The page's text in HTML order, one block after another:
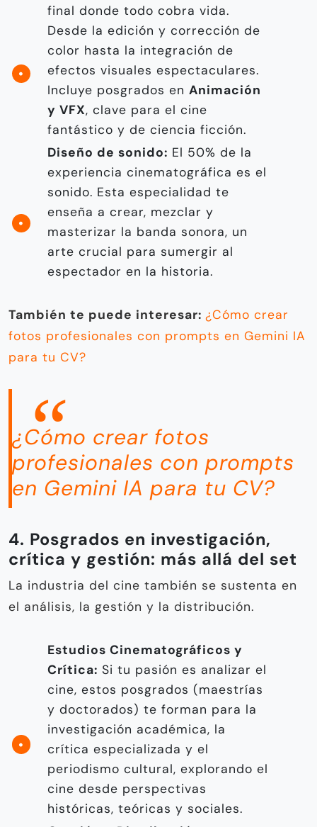
final donde todo cobra vida.
Desde la edición y corrección de
color hasta la integración de
efectos visuales espectaculares.
Incluye posgrados en Animación
y VFX, clave para el cine
fantástico y de ciencia ficción.
Diseño de sonido: El 50% de la
experiencia cinematográfica es el
sonido. Esta especialidad te
enseña a crear, mezclar y
masterizar la banda sonora, un
arte crucial para sumergir al
espectador en la historia.
También te puede interesar: ¿Cómo crear
fotos profesionales con prompts en Gemini IA
para tu CV?
¿Cómo crear fotos
profesionales con prompts
en Gemini IA para tu CV?
4. Posgrados en investigación,
crítica y gestión: más allá del set
La industria del cine también se sustenta en
el análisis, la gestión y la distribución.
Estudios Cinematográficos y
Crítica: Si tu pasión es analizar el
cine, estos posgrados (maestrías
y doctorados) te forman para la
investigación académica, la
crítica especializada y el
periodismo cultural, explorando el
cine desde perspectivas
históricas, teóricas y sociales.